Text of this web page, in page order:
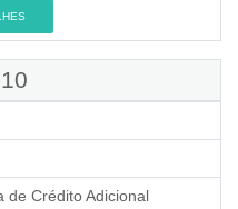
de Crédito Adicional